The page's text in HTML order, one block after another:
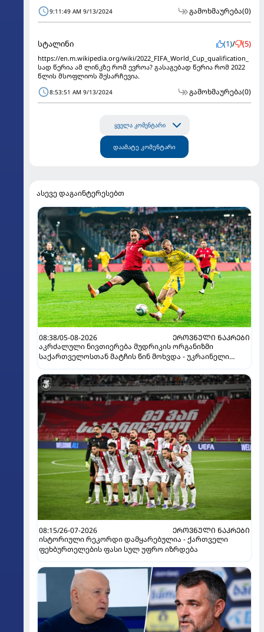
9:11:49 AM 9/13/2024 გამოხმაურება(0)
სტალინი (1)/ (5)
https://en.m.wikipedia.org/wiki/2022_FIFA_World_Cup_qualification_
სად წერია ამ ლინკზე რომ ევროა? გასაგებად წერია რომ 2022
წლის მსოფლიოს შესარჩევია.
8:53:51 AM 9/13/2024 გამოხმაურება(0)
ყველა კომენტარი
დაამატე კომენტარი
ასევე დაგაინტერესებთ
08:38/05-08-2026
ᲔᲠᲝᲕᲜᲣᲚᲘ ᲜᲐᲙᲠᲔᲑᲘ
აკრძალული ნივთიერება მუდრიკის ორგანიზმი
საქართველოსთან მატჩის წინ მოხვდა - უკრაინელი
ინფორმაციას ავრცელებს
08:15/26-07-2026
ᲔᲠᲝᲕᲜᲣᲚᲘ ᲜᲐᲙᲠᲔᲑᲘ
ისტორიული რეკორდი დამყარებულია - ქართველი
ფეხბურთელების ფასი სულ უფრო იზრდება